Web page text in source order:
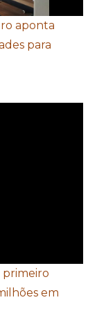
aponta
para
primeiro
em